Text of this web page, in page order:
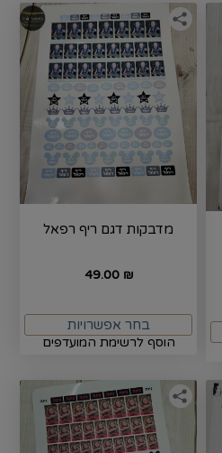
מדבקות דגם ריף רפאל
49.00 ₪
בחר אפשרויות
הוסף לרשימת המועדפים